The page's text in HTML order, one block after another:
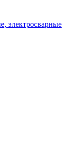
электросварные